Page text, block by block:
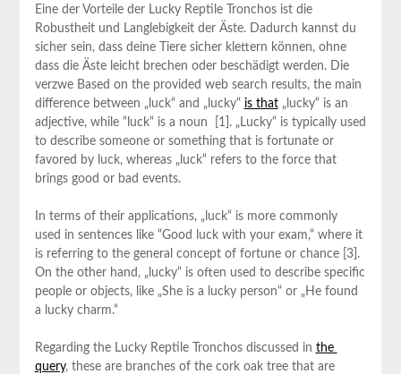
Eine der Vorteile ​der Lucky ⁤Reptile Tronchos ist die
Robustheit und Langlebigkeit ​der Äste. Dadurch kannst du
sicher sein, dass ⁢deine Tiere sicher klettern‍ können, ohne
dass⁢ die Äste‍ leicht brechen oder beschädigt​ werden. Die
⁣verzwe⁤ Based ​on⁢ the provided web ‌search results, the main
difference between „luck“ and „lucky“ is that„lucky“ is an
adjective, while ‍“luck“ is a noun ⁢ [1]. „Lucky“ ⁤is typically used
to⁤ describe someone or something that is fortunate or‌
favored by luck, whereas⁢ „luck“ refers to the force that
brings ⁢good or bad⁤ events.
In terms of their applications, „luck“‍ is more commonly
used in sentences like ‍“Good luck with ‍your exam,“ where it
is referring to the general concept of fortune​ or chance [3].
On the other hand, „lucky“‍ is often used to describe ​specific
⁤people or objects, like „She is a lucky person“ or „He found
a lucky charm.“
Regarding the Lucky Reptile Tronchos discussed in the ​
query,​ these are branches of the cork oak tree that are